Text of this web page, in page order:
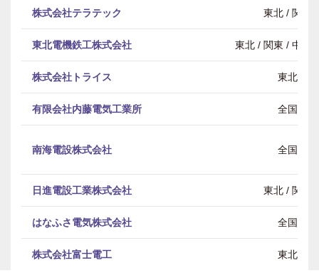
株式会社テラテック 東北 / 関東
東北電機鉄工株式会社 東北 / 関東 / 中部
株式会社トライス 東北
有限会社内藤電気工業所 全国
南海電設株式会社 全国
日進電設工業株式会社 東北 / 関東
はなふさ電気株式会社 全国
株式会社富士電工 東北